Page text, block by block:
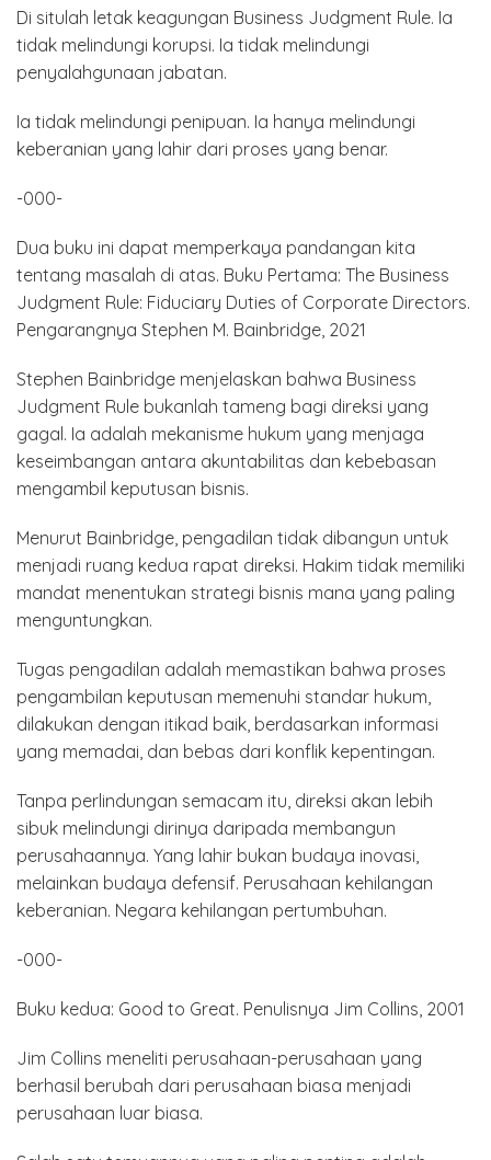
Di situlah letak keagungan Business Judgment Rule. Ia
tidak melindungi korupsi. Ia tidak melindungi
penyalahgunaan jabatan.
Ia tidak melindungi penipuan. Ia hanya melindungi
keberanian yang lahir dari proses yang benar.
-000-
Dua buku ini dapat memperkaya pandangan kita
tentang masalah di atas. Buku Pertama: The Business
Judgment Rule: Fiduciary Duties of Corporate Directors.
Pengarangnya Stephen M. Bainbridge, 2021
Stephen Bainbridge menjelaskan bahwa Business
Judgment Rule bukanlah tameng bagi direksi yang
gagal. Ia adalah mekanisme hukum yang menjaga
keseimbangan antara akuntabilitas dan kebebasan
mengambil keputusan bisnis.
Menurut Bainbridge, pengadilan tidak dibangun untuk
menjadi ruang kedua rapat direksi. Hakim tidak memiliki
mandat menentukan strategi bisnis mana yang paling
menguntungkan.
Tugas pengadilan adalah memastikan bahwa proses
pengambilan keputusan memenuhi standar hukum,
dilakukan dengan itikad baik, berdasarkan informasi
yang memadai, dan bebas dari konflik kepentingan.
Tanpa perlindungan semacam itu, direksi akan lebih
sibuk melindungi dirinya daripada membangun
perusahaannya. Yang lahir bukan budaya inovasi,
melainkan budaya defensif. Perusahaan kehilangan
keberanian. Negara kehilangan pertumbuhan.
-000-
Buku kedua: Good to Great. Penulisnya Jim Collins, 2001
Jim Collins meneliti perusahaan-perusahaan yang
berhasil berubah dari perusahaan biasa menjadi
perusahaan luar biasa.